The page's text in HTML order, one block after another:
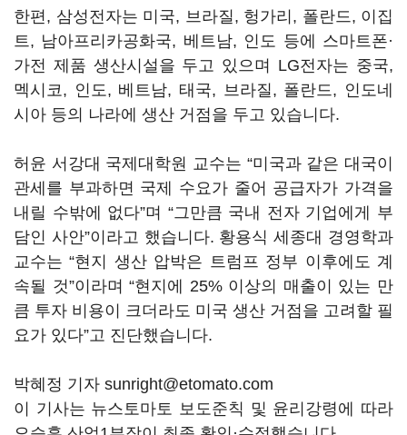
한편, 삼성전자는 미국, 브라질, 헝가리, 폴란드, 이집
트, 남아프리카공화국, 베트남, 인도 등에 스마트폰·
가전 제품 생산시설을 두고 있으며 LG전자는 중국,
멕시코, 인도, 베트남, 태국, 브라질, 폴란드, 인도네
시아 등의 나라에 생산 거점을 두고 있습니다.
허윤 서강대 국제대학원 교수는 “미국과 같은 대국이
관세를 부과하면 국제 수요가 줄어 공급자가 가격을
내릴 수밖에 없다”며 “그만큼 국내 전자 기업에게 부
담인 사안”이라고 했습니다. 황용식 세종대 경영학과
교수는 “현지 생산 압박은 트럼프 정부 이후에도 계
속될 것”이라며 “현지에 25% 이상의 매출이 있는 만
큼 투자 비용이 크더라도 미국 생산 거점을 고려할 필
요가 있다”고 진단했습니다.
박혜정 기자 sunright@etomato.com
이 기사는 뉴스토마토 보도준칙 및 윤리강령에 따라